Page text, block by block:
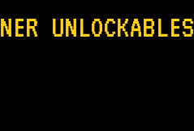
UNLOCKABLES